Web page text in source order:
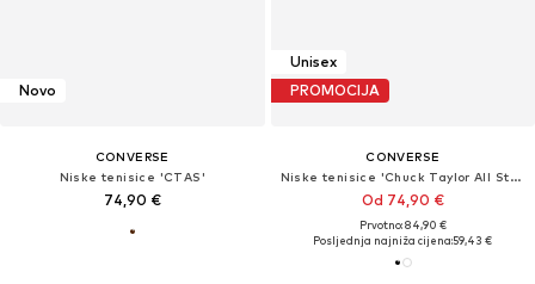
Novo
CONVERSE
Niske tenisice 'CTAS'
74,90 €
Unisex
PROMOCIJA
CONVERSE
Niske tenisice 'Chuck Taylor All Star Lift'
Od 74,90 €
Prvotno: 84,90 €
Posljednja najniža cijena:59,43 €